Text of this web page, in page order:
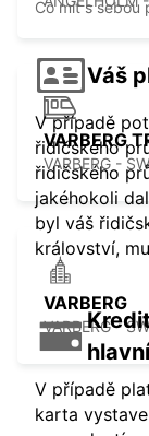
VARBERG
VARBERG -
VARBERG
VARBERG -
Co mít s sebou
Váš
V případě
řidičského
řidičského
jakéhokoli
byl váš
království,
V případě
karta